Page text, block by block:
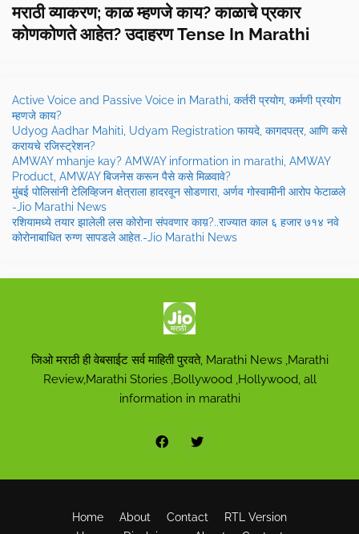
मराठी व्याकरण; काळ म्हणजे काय? काळाचे प्रकार
कोणकोणते आहेत? उदाहरण Tense In Marathi
Active Voice and Passive Voice in Marathi, कर्तरी प्रयोग, कर्मणी प्रयोग
म्हणजे काय?
Udyog Aadhar Mahiti, Udyam Registration फायदे, कागदपत्र, आणि कसे
करायचे रजिस्ट्रेशन?
AMWAY mhanje kay? AMWAY information in marathi, AMWAY
Product, AMWAY बिजनेस करून पैसे कसे मिळवावे?
मुंबई पोलिसांनी टेलिव्हिजन क्षेत्राला हादरवून सोडणारा, अर्णव गोस्वामीनी आरोप फेटाळले
-Jio Marathi News
रशियामध्ये तयार झालेली लस कोरोना संपवणार काय़?..राज्यात काल ६ हजार ७१४ नवे
कोरोनाबाधित रुग्ण सापडले आहेत.-Jio Marathi News
जिओ मराठी ही वेबसाईट सर्व माहिती पुरवते, Marathi News ,Marathi
Review,Marathi Stories ,Bollywood ,Hollywood, all
information in marathi
Home About Contact
RTL Version